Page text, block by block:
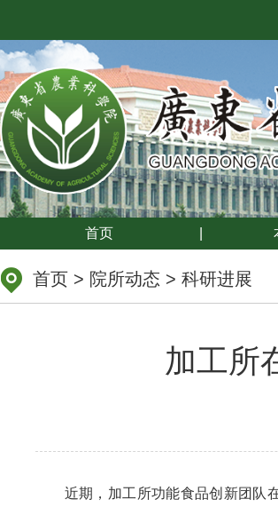
首页
首页 > 院所动态 > 科研进展
加工所
近期，加工所功能食品创新团队